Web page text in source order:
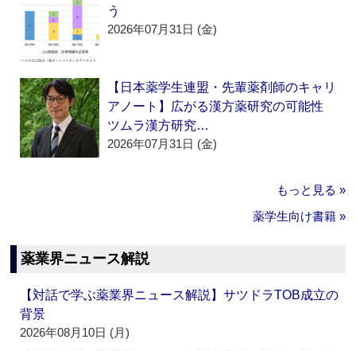
う
2026年07月31日 (金)
【日本薬学生連盟・先輩薬剤師のキャリ
アノート】広がる漢方薬研究の可能性
ツムラ漢方研究…
2026年07月31日 (金)
もっと見る »
薬学生向け書籍 »
薬業界ニュース解説
【対話で学ぶ薬業界ニュース解説】サツドラTOB成立の
背景
2026年08月10日 (月)